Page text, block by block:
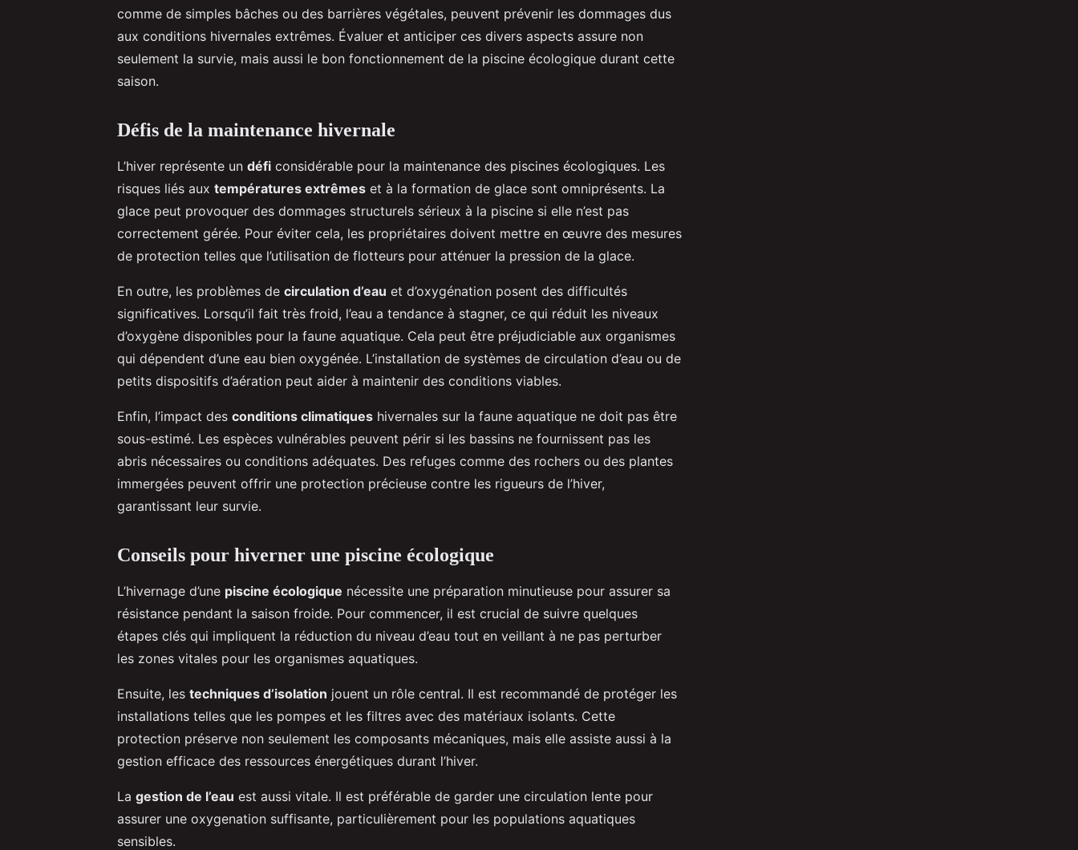
comme de simples bâches ou des barrières végétales, peuvent prévenir les dommages dus
aux conditions hivernales extrêmes. Évaluer et anticiper ces divers aspects assure non
seulement la survie, mais aussi le bon fonctionnement de la piscine écologique durant cette
saison.
Défis de la maintenance hivernale
L’hiver représente un défi considérable pour la maintenance des piscines écologiques. Les
risques liés aux températures extrêmes et à la formation de glace sont omniprésents. La
glace peut provoquer des dommages structurels sérieux à la piscine si elle n’est pas
correctement gérée. Pour éviter cela, les propriétaires doivent mettre en œuvre des mesures
de protection telles que l’utilisation de flotteurs pour atténuer la pression de la glace.
En outre, les problèmes de circulation d’eau et d’oxygénation posent des difficultés
significatives. Lorsqu’il fait très froid, l’eau a tendance à stagner, ce qui réduit les niveaux
d’oxygène disponibles pour la faune aquatique. Cela peut être préjudiciable aux organismes
qui dépendent d’une eau bien oxygénée. L’installation de systèmes de circulation d’eau ou de
petits dispositifs d’aération peut aider à maintenir des conditions viables.
Enfin, l’impact des conditions climatiques hivernales sur la faune aquatique ne doit pas être
sous-estimé. Les espèces vulnérables peuvent périr si les bassins ne fournissent pas les
abris nécessaires ou conditions adéquates. Des refuges comme des rochers ou des plantes
immergées peuvent offrir une protection précieuse contre les rigueurs de l’hiver,
garantissant leur survie.
Conseils pour hiverner une piscine écologique
L’hivernage d’une piscine écologique nécessite une préparation minutieuse pour assurer sa
résistance pendant la saison froide. Pour commencer, il est crucial de suivre quelques
étapes clés qui impliquent la réduction du niveau d’eau tout en veillant à ne pas perturber
les zones vitales pour les organismes aquatiques.
Ensuite, les techniques d’isolation jouent un rôle central. Il est recommandé de protéger les
installations telles que les pompes et les filtres avec des matériaux isolants. Cette
protection préserve non seulement les composants mécaniques, mais elle assiste aussi à la
gestion efficace des ressources énergétiques durant l’hiver.
La gestion de l’eau est aussi vitale. Il est préférable de garder une circulation lente pour
assurer une oxygenation suffisante, particulièrement pour les populations aquatiques
sensibles.